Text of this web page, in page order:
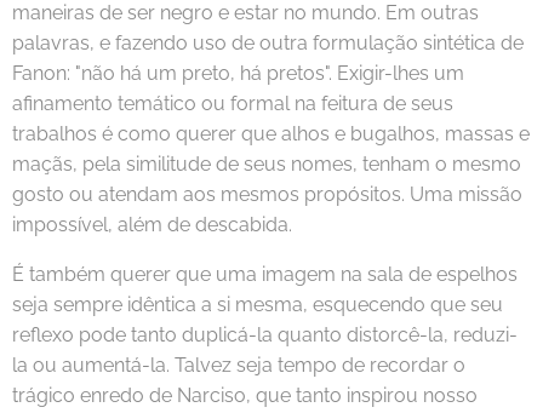
maneiras de ser negro e estar no mundo. Em outras
palavras, e fazendo uso de outra formulação sintética de
Fanon: "não há um preto, há pretos". Exigir-lhes um
afinamento temático ou formal na feitura de seus
trabalhos é como querer que alhos e bugalhos, massas e
maçãs, pela similitude de seus nomes, tenham o mesmo
gosto ou atendam aos mesmos propósitos. Uma missão
impossível, além de descabida.
É também querer que uma imagem na sala de espelhos
seja sempre idêntica a si mesma, esquecendo que seu
reflexo pode tanto duplicá-la quanto distorcê-la, reduzi-
la ou aumentá-la. Talvez seja tempo de recordar o
trágico enredo de Narciso, que tanto inspirou nosso